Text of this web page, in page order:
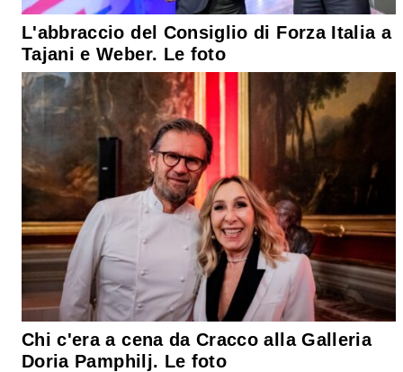
L'abbraccio del Consiglio di Forza Italia a
Tajani e Weber. Le foto
Chi c'era a cena da Cracco alla Galleria
Doria Pamphilj. Le foto